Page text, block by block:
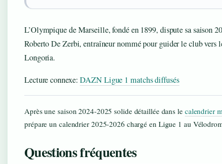
L’Olympique de Marseille, fondé en 1899, dispute sa saison
Roberto De Zerbi, entraîneur nommé pour guider le club vers
Longoria.
Lecture connexe:DAZN Ligue 1 matchs diffusés
Après une saison 2024-2025 solide détaillée dans le calendrier
prépare un calendrier 2025-2026 chargé en Ligue 1 au
Questions fréquentes